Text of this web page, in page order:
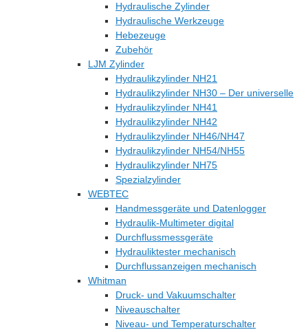
Hydraulische Zylinder
Hydraulische Werkzeuge
Hebezeuge
Zubehör
LJM Zylinder
Hydraulikzylinder NH21
Hydraulikzylinder NH30 – Der universelle
Hydraulikzylinder NH41
Hydraulikzylinder NH42
Hydraulikzylinder NH46/NH47
Hydraulikzylinder NH54/NH55
Hydraulikzylinder NH75
Spezialzylinder
WEBTEC
Handmessgeräte und Datenlogger
Hydraulik-Multimeter digital
Durchflussmessgeräte
Hydrauliktester mechanisch
Durchflussanzeigen mechanisch
Whitman
Druck- und Vakuumschalter
Niveauschalter
Niveau- und Temperaturschalter